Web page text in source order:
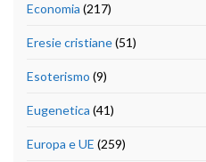
Economia (217)
Eresie cristiane(51)
Esoterismo (9)
Eugenetica (41)
Europa e UE (259)